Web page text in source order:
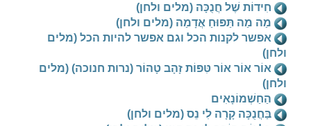
חִידוֹת שֶׁל חֲנֻכָּה (מלים ולחן)
מַה מַה תַּפּוּחַ אֲדָמַה (מלים ולחן)
אפשר לקנות הכל וגם אפשר להיות הכל (מלים
ולחן)
אוֹר אוֹר אוֹר טִּפּוֹת זָהָב טָהוֹר (נרות חנוכה) (מלים
ולחן)
הַחַשְׁמוֹנָאִים
בַּחֲנֻכָּה קָרָה לִי נֵס (מלים ולחן)